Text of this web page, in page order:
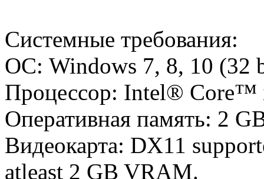
Системные требования:
ОС: Windows 7, 8, 10 (32
Процессор: Intel®
Оперативная память: 2
Видеокарта: DX11
atleast 2 GB VRAM.